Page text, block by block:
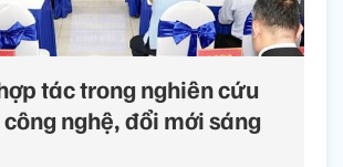
tác trong nghiên cứu
nghệ, đổi mới sáng